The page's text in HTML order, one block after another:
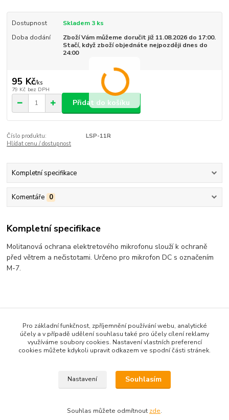
Dostupnost
Skladem 3 ks
Doba dodání
Zboží Vám můžeme doručit již 11.08.2026 do 17:00.
Stačí, když zboží objednáte nejpozději dnes do
24:00
95 Kč/ks
79 Kč bez DPH
Přidat do košíku
Číslo produktu:
LSP-11R
Hlídat cenu / dostupnost
Kompletní specifikace
Komentáře 0
Kompletní specifikace
Molitanová ochrana elektretového mikrofonu slouží k ochraně
před větrem a nečistotami. Určeno pro mikrofon DC s označením
M-7.
VYBAVENÍ PRO PILOTY
Příslušenství
Pro základní funkčnost, zpříjemnění používání webu, analytické
účely a v případě udělení souhlasu také pro účely cílení reklamy
využíváme soubory cookies. Nastavení vlastních preferencí
cookies můžete kdykoli upravit odkazem ve spodní části stránek.
Nastavení Souhlasím
Souhlas můžete odmítnout zde.